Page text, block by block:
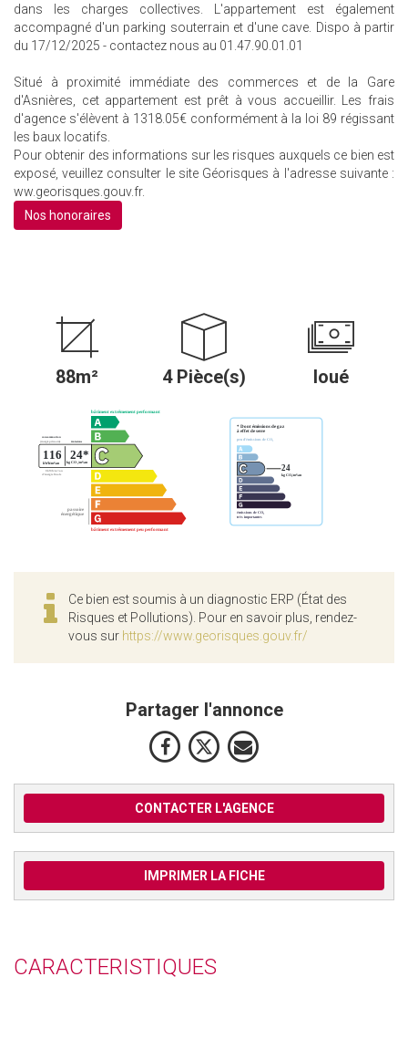
dans les charges collectives. L'appartement est également
accompagné d'un parking souterrain et d'une cave. Dispo à partir
du 17/12/2025 - contactez nous au 01.47.90.01.01
Situé à proximité immédiate des commerces et de la Gare
d'Asnières, cet appartement est prêt à vous accueillir. Les frais
d'agence s'élèvent à 1318.05€ conformément à la loi 89 régissant
les baux locatifs.
Pour obtenir des informations sur les risques auxquels ce bien est
exposé, veuillez consulter le site Géorisques à l'adresse suivante :
ww.georisques.gouv.fr.
Nos honoraires
88m² 4 Pièce(s) loué
Ce bien est soumis à un diagnostic ERP (État des
Risques et Pollutions). Pour en savoir plus, rendez-
vous sur https://www.georisques.gouv.fr/
Partager l'annonce
CONTACTER L'AGENCE
IMPRIMER LA FICHE
CARACTERISTIQUES